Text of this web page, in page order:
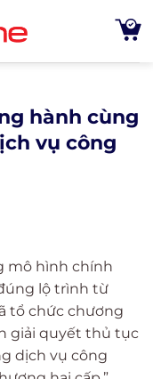
hành cùng
vụ công
mô hình chính
lộ trình từ
tổ chức chương
giải quyết thủ tục
dịch vụ công